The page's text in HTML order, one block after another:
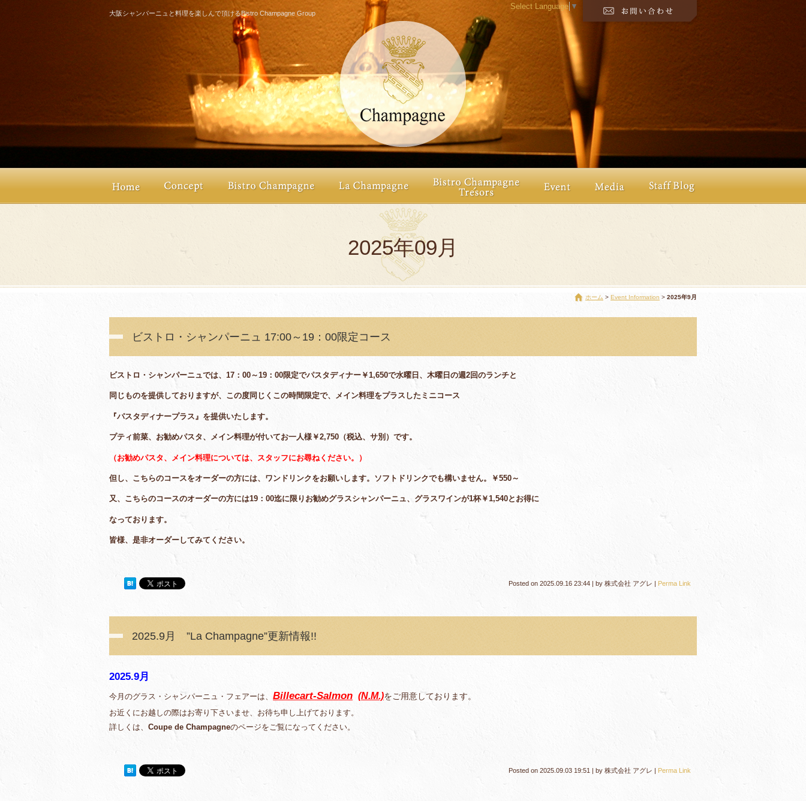
大阪シャンパーニュと料理を楽しんで頂けるBistro Champagne Group
Select Language ▼
2025年09月
ホーム Event Information 2025年9月
ビストロ・シャンパーニュ 17:00～19：00限定コース
ビストロ・シャンパーニュでは、17：00～19：00限定でパスタディナー￥1,650で水曜日、木曜日の週2回のランチと
同じものを提供しておりますが、この度同じくこの時間限定で、メイン料理をプラスしたミニコース
『パスタディナープラス』を提供いたします。
プティ前菜、お勧めパスタ、メイン料理が付いてお一人様￥2,750（税込、サ別）です。
（お勧めパスタ、メイン料理については、スタッフにお尋ねください。）
但し、こちらのコースをオーダーの方には、ワンドリンクをお願いします。ソフトドリンクでも構いません。￥550～
又、こちらのコースのオーダーの方には19：00迄に限りお勧めグラスシャンパーニュ、グラスワインが1杯￥1,540とお得に
なっております。
皆様、是非オーダーしてみてください。
Posted on 2025.09.16 23:44 | by 株式会社 アグレ | Perma Link
2025.9月 ”La Champagne”更新情報!!
2025.9月
今月のグラス・シャンパーニュ・フェアーは、 Billecart-Salmon (N.M.)をご用意しております。
お近くにお越しの際はお寄り下さいませ、お待ち申し上げております。
詳しくは、 Coupe de Champagneのページをご覧になってください。
Posted on 2025.09.03 19:51 | by 株式会社 アグレ | Perma Link